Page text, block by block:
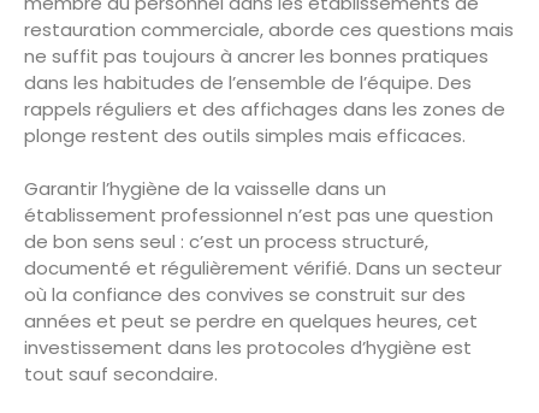
restauration commerciale, aborde ces questions mais
ne suffit pas toujours à ancrer les bonnes pratiques
dans les habitudes de l’ensemble de l’équipe. Des
rappels réguliers et des affichages dans les zones de
plonge restent des outils simples mais efficaces.
Garantir l’hygiène de la vaisselle dans un
établissement professionnel n’est pas une question
de bon sens seul : c’est un process structuré,
documenté et régulièrement vérifié. Dans un secteur
où la confiance des convives se construit sur des
années et peut se perdre en quelques heures, cet
investissement dans les protocoles d’hygiène est
tout sauf secondaire.